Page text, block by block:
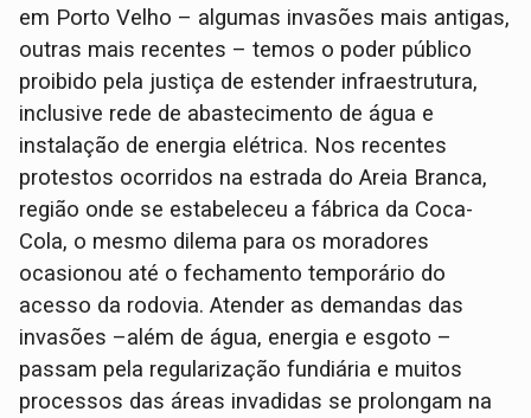
em Porto Velho – algumas invasões mais antigas,
outras mais recentes – temos o poder público
proibido pela justiça de estender infraestrutura,
inclusive rede de abastecimento de água e
instalação de energia elétrica. Nos recentes
protestos ocorridos na estrada do Areia Branca,
região onde se estabeleceu a fábrica da Coca-
Cola, o mesmo dilema para os moradores
ocasionou até o fechamento temporário do
acesso da rodovia. Atender as demandas das
invasões –além de água, energia e esgoto –
passam pela regularização fundiária e muitos
processos das áreas invadidas se prolongam na